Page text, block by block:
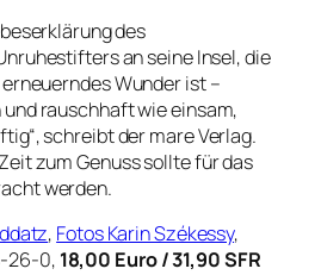
des
an seine Insel, die
Wunder ist –
rauschhaft wie einsam,
schreibt der mare Verlag.
zum Genuss sollte für das
werden.
, Fotos Karin Székessy,
26-0, 18,00 Euro / 31,90 SFR